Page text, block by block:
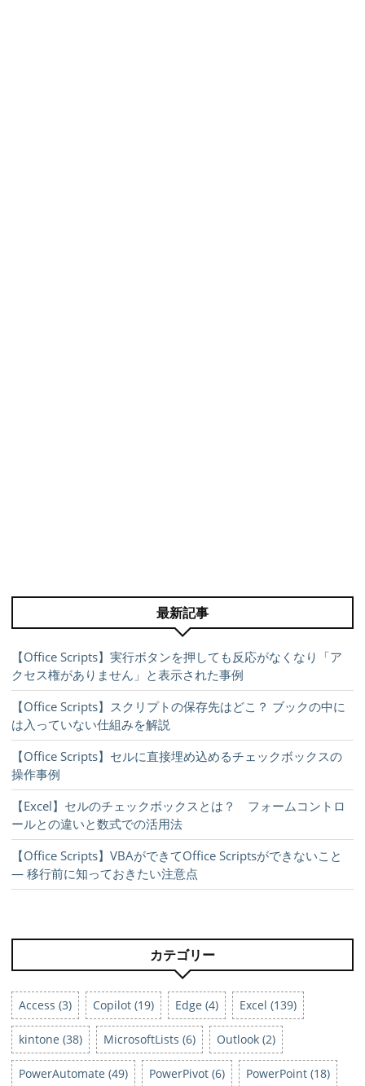
最新記事
【Office Scripts】実行ボタンを押しても反応がなくなり「ア
クセス権がありません」と表示された事例
【Office Scripts】スクリプトの保存先はどこ？ ブックの中に
は入っていない仕組みを解説
【Office Scripts】セルに直接埋め込めるチェックボックスの
操作事例
【Excel】セルのチェックボックスとは？ フォームコントロ
ールとの違いと数式での活用法
【Office Scripts】VBAができてOffice Scriptsができないこと
― 移行前に知っておきたい注意点
カテゴリー
Access (3) Copilot (19) Edge (4) Excel (139)
kintone (38) MicrosoftLists (6) Outlook (2)
PowerAutomate (49) PowerPivot (6) PowerPoint (18)